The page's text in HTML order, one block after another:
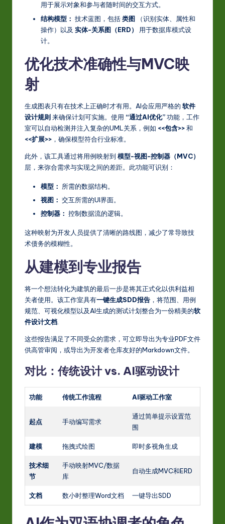
用于展示对象和参与者随时间的交互方式。
结构模型： 技术蓝图，包括类图 （识别实体、属性和
操作）以及 实体-关系图（ERD）
用于数据库模式设
计。
优化技术准确性与MVC映
射
生成图表只有在技术上正确时才有用。AI会应用严格的 软件
设计规则来确保计划可实施。使用 “通过AI优化”功能，工作
室可以自动检测并注入复杂的UML关系，例如 <<包含>>和
<<扩展>> ，确保模型符合行业标准。
此外，该工具通过将用例映射到 模型-视图-控制器（MVC）
层，来弥合需求与实现之间的差距。此功能可识别：
模型： 所需的数据结构。
视图： 交互所需的UI界面。
控制器： 控制数据流的逻辑。
这种映射为开发人员提供了清晰的路线图，减少了常导致技
术债务的模糊性。
从建模到专业报告
将一个想法转化为建筑的最后一步是将其正式化以供利益相
关者使用。该工作室具有一键生成SDD报告 ，将范围、用例
规范、可视化模型以及AI生成的测试计划整合为一份精美的软
件设计文档
这些报告满足了不同受众的需求，可立即导出为专业PDF文件
供高管审阅，或导出为开发者仓库友好的Markdown文件。
对比：传统设计 vs. AI驱动设计
功能 传统工作流程 AI驱动工作室
起点 手动编写需求
通过简单提示设置范
围
建模 拖拽式绘图 即时多视角生成
技术细
节
手动映射MVC/数据
库
自动生成MVC和ERD
文档 数小时整理Word文档 一键导出SDD